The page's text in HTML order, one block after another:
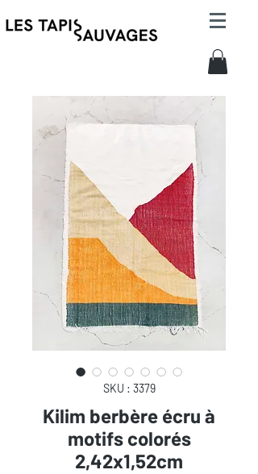
SKU : 3379
Kilim berbère écru à
motifs colorés
2,42x1,52cm